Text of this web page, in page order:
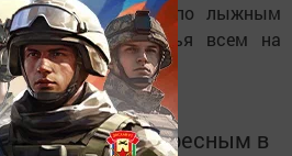
соревнования по лыжным
– здоровья всем на
важным и интересным в